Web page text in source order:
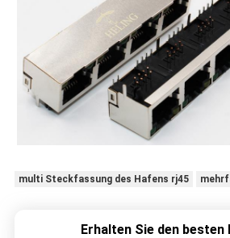
multi Steckfassung des Hafens rj45
Erhalten Sie den